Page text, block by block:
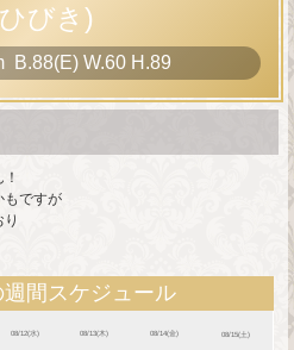
びき)
B.88(E) W.60 H .89
もですが
間スケジュール
08/12(水) 08/13(木) 08/14(金) 08/15(土)